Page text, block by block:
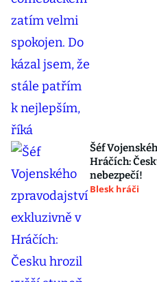
Šéf
Hráčích:
nebezpečí!
Blesk hráči